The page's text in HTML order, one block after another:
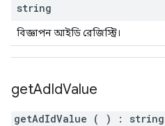
string
বিজ্ঞাপন আইডি রেজিস্ট্রি।
getAdIdValue
getAdIdValue ( ) : string